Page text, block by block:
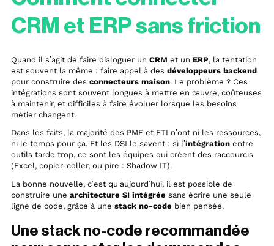
CRM et ERP sans friction
Quand il s’agit de faire dialoguer un CRM et un ERP, la tentation
est souvent la même : faire appel à des développeurs backend
pour construire des connecteurs maison. Le problème ? Ces
intégrations sont souvent longues à mettre en œuvre, coûteuses
à maintenir, et difficiles à faire évoluer lorsque les besoins
métier changent.
Dans les faits, la majorité des PME et ETI n’ont ni les ressources,
ni le temps pour ça. Et les DSI le savent : si l’intégrationentre
outils tarde trop, ce sont les équipes qui créent des raccourcis
(Excel, copier-coller, ou pire : Shadow IT).
La bonne nouvelle, c’est qu’aujourd’hui, il est possible de
construire une architecture SI intégrée sans écrire une seule
ligne de code, grâce à une stack no-code bien pensée.
Une stack no-code recommandée